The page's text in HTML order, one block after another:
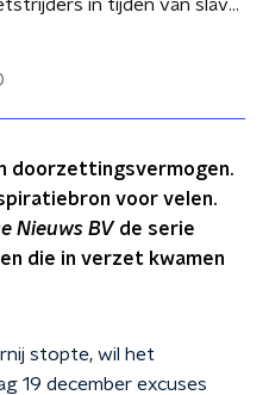
Ontketend: verzetstrijders in tijden van slavernij
doorzettingsvermogen.
voor velen.
Nieuws BV de serie
die in verzet kwamen
stopte, wil het
19 december excuses